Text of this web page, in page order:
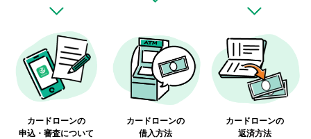
カードローンの
申込・審査について
カードローンの
借入方法
カードローンの
返済方法